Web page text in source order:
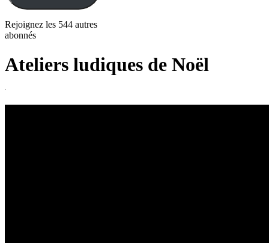
Rejoignez les 544 autres
abonnés
Ateliers ludiques de Noël